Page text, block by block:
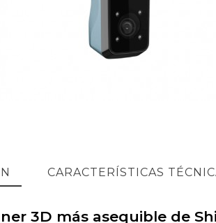
CARACTERÍSTICAS
3D más asequible de